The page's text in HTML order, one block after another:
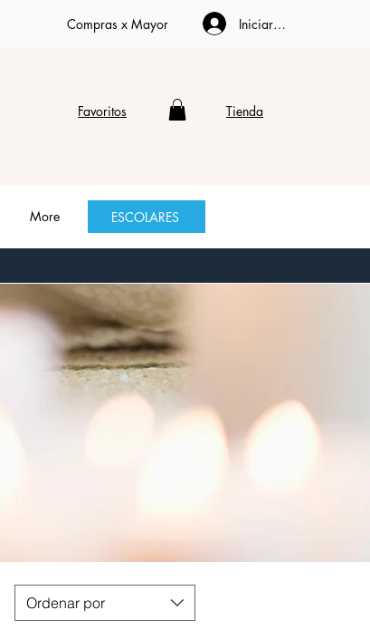
Compras x Mayor Iniciar sesión
Favoritos Tienda
More ESCOLARES
Ordenar por